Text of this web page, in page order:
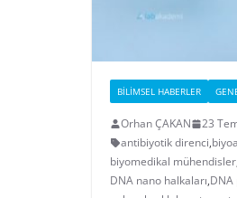
BILIMSEL HABERLER
Orhan ÇAKAN 23
antibiyotik direnci,
biyomedikal mühendisler
DNA nano halkaları,DNA